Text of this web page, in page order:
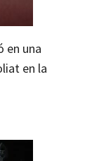
en una
en la